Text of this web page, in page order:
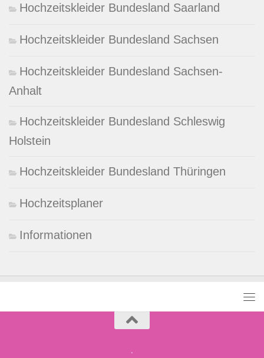
Hochzeitskleider Bundesland Saarland
Hochzeitskleider Bundesland Sachsen
Hochzeitskleider Bundesland Sachsen-
Anhalt
Hochzeitskleider Bundesland Schleswig
Holstein
Hochzeitskleider Bundesland Thüringen
Hochzeitsplaner
Informationen
.